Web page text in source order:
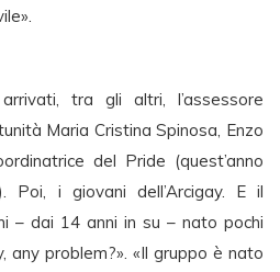
tra gli altri, l’assessore
Maria Cristina Spinosa, Enzo
del Pride (quest’anno
Poi, i giovani dell’Arcigay. E il
– dai 14 anni in su – nato pochi
any problem?». «Il gruppo è nato